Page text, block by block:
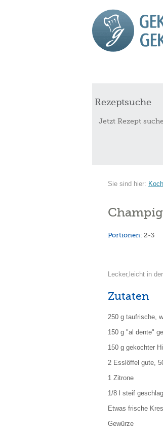
Rezeptsuche
Sie sind hier:
Portionen: 2-3
Lecker,leicht in
Zutaten
250 g taufrische,
150 g "al dente"
150 g gekochter
2 Esslöffel gute,
1 Zitrone
1/8 l steif
Etwas frische
Gewürze